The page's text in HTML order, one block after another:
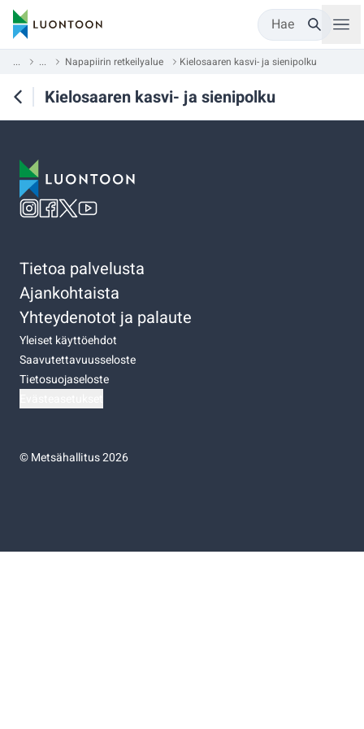
Hae
... ... Napapiirin retkeilyalue Kielosaaren kasvi- ja sienipolku
Kielosaaren kasvi- ja sienipolku
Tietoa palvelusta
Ajankohtaista
Yhteydenotot ja palaute
Yleiset käyttöehdot
Saavutettavuusseloste
Tietosuojaseloste
©Metsähallitus 2026